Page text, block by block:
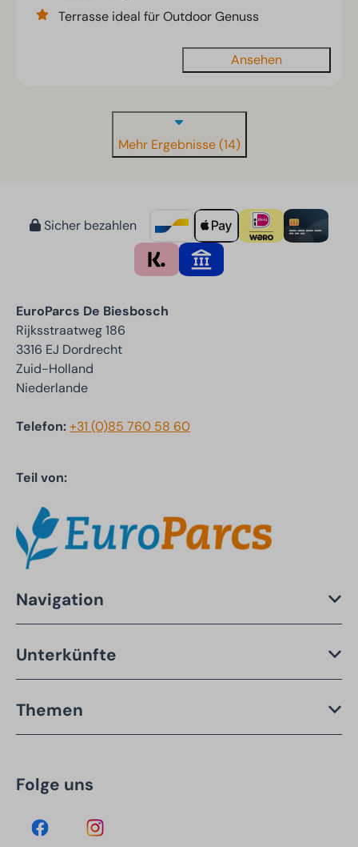
Terrasse ideal für Outdoor Genuss
Ansehen
Mehr Ergebnisse (14)
Sicher bezahlen
EuroParcs De Biesbosch
Rijksstraatweg 186
3316 EJ Dordrecht
Zuid-Holland
Niederlande
Telefon:+31 (0)85 760 58 60
Teil von:
Navigation
Unterkünfte
Themen
Folge uns